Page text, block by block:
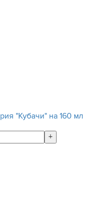
"Кубачи" на 160 мл
+